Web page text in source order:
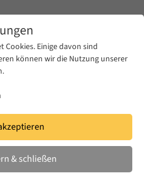
Einige davon sind
können wir die Nutzung unserer
& schließen